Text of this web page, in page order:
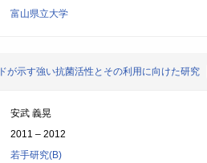
富山県立大学
が示す強い抗菌活性とその利用に向けた研究
安武 義晃
2011 – 2012
若手研究(B)